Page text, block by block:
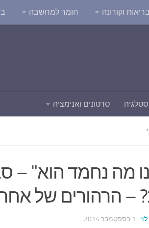
וקורונה חומר למחשבה
סרטונים ואנימציה
מה נחמד הוא" –
– הרהורים של
· 1 בספטמבר 2014